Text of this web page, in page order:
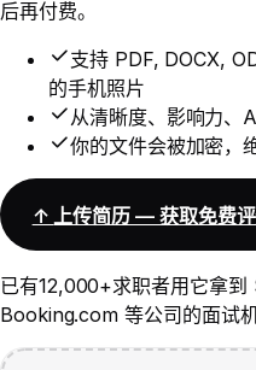
后再付费。
支持 PDF, DOCX,
的手机照片
从清晰度、影响力、
你的文件会被加密，
↑ 上传简历 — 获取免费
已有12,000+求职者用它拿
Booking.com 等公司的面试机